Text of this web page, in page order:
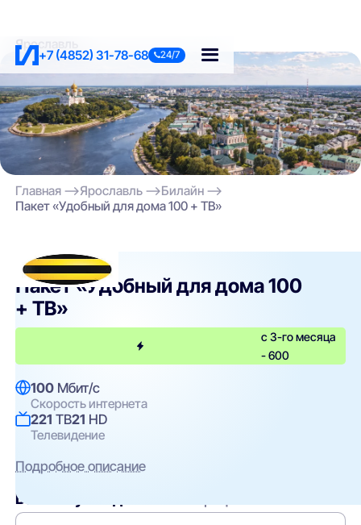
+7 (4852) 31-78-68 24/7
Ярославль
Главная Ярославль
Билайн
Пакет «Удобный для дома 100 + ТВ»
Билайн
Пакет «Удобный для дома 100
+ ТВ»
с 3-го месяца
- 600
100 Мбит/с
Скорость интернета
221 ТВ21 HD
Телевидение
Подробное описание
Вам могут подойти